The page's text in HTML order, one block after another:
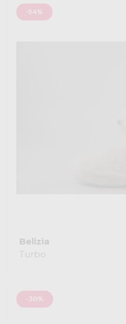
-54%
Belizia
Turbo
-30%